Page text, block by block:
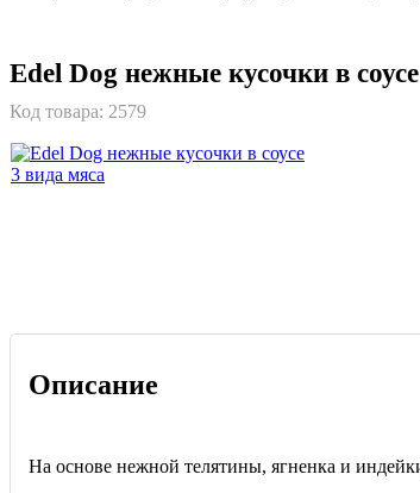
Edel Dog нежные кусочки в
Код товара: 2579
Описание
На основе нежной телятины, ягненка и